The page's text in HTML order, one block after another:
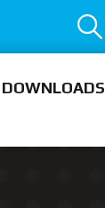
DOWNLOADS